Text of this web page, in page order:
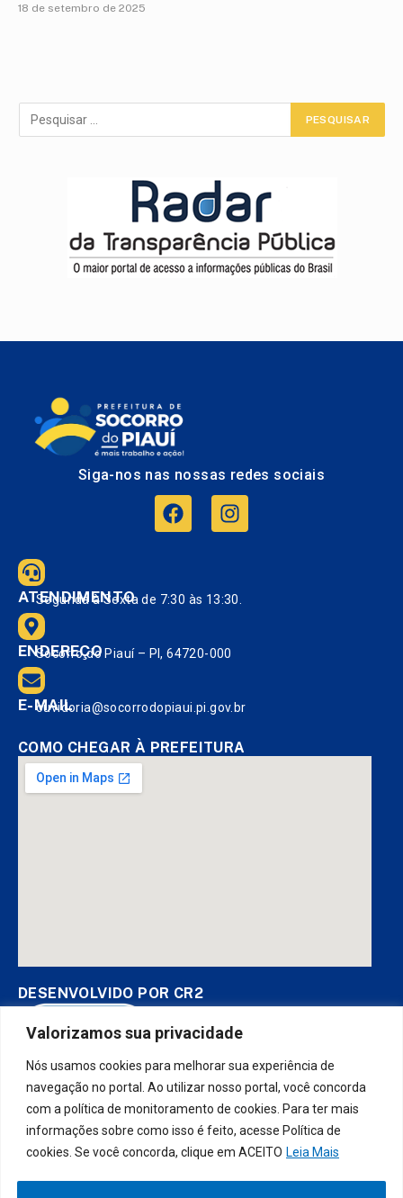
Valorizamos sua privacidade
Nós usamos cookies para melhorar sua experiência de
navegação no portal. Ao utilizar nosso portal, você concorda
com a política de monitoramento de cookies. Para ter mais
informações sobre como isso é feito, acesse Política de
cookies. Se você concorda, clique em ACEITO Leia Mais
18 de setembro de 2025
Siga-nos nas nossas redes sociais
ATENDIMENTO
Segunda à Sexta de 7:30 às 13:30.
ENDEREÇO
Socorro do Piauí – PI, 64720-000
E-MAIL
ouvidoria@socorrodopiaui.pi.gov.br
COMO CHEGAR À PREFEITURA
DESENVOLVIDO POR CR2
Muito mais quecriar siteousistema para prefeituras! Realizamos
umaassessoria completa, onde garantimos em contrato que
todas as exigências das leis de transparência pública serão
atendidas.
Conheça oPNTPe oRadar da Transparência Pública